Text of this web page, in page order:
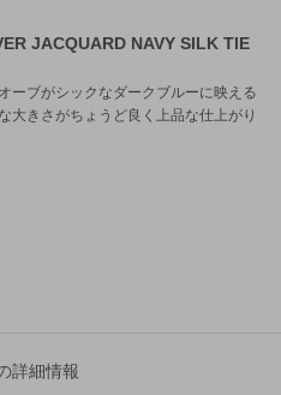
JACQUARD NAVY SILK TIE
ーブがシックなダークブルーに映える
大きさがちょうど良く上品な仕上がり
詳細情報